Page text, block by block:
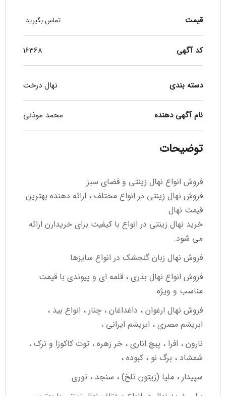
قیمت تماس بگیرید
کد آگهی 16368
دسته بندی نهال درخت
نام آگهی دهنده محمد موذنی
توضیحات
فروش انواع نهال زینتی و فضای سبز
فروش نهال زینتی در انواع مختلف ، ارائه دهنده بهترین
قیمت نهال
خرید نهال زینتی در انواع با کیفیت برای خریدارن ارائه
می شود.
فروش نهال زبان گنجشک در انواع سایزها
فروش انواع نهال بذری ، قلمه ای و پیوندی با قیمت
مناسب و ویژه
فروش نهال ارغوان ، داغداغان ، چنار ، انواع بید ،
ابریشم مصری ، ابریشم ایرانی ،
نارون ، افرا ، پیچ اناری ، خر زهره ، توت کاکوزا و نرک ،
شمشاد ، برگ نو ، کبوده ،
سپیدار ، ملیا (زیتون تلخ) ، سنجد ، توری